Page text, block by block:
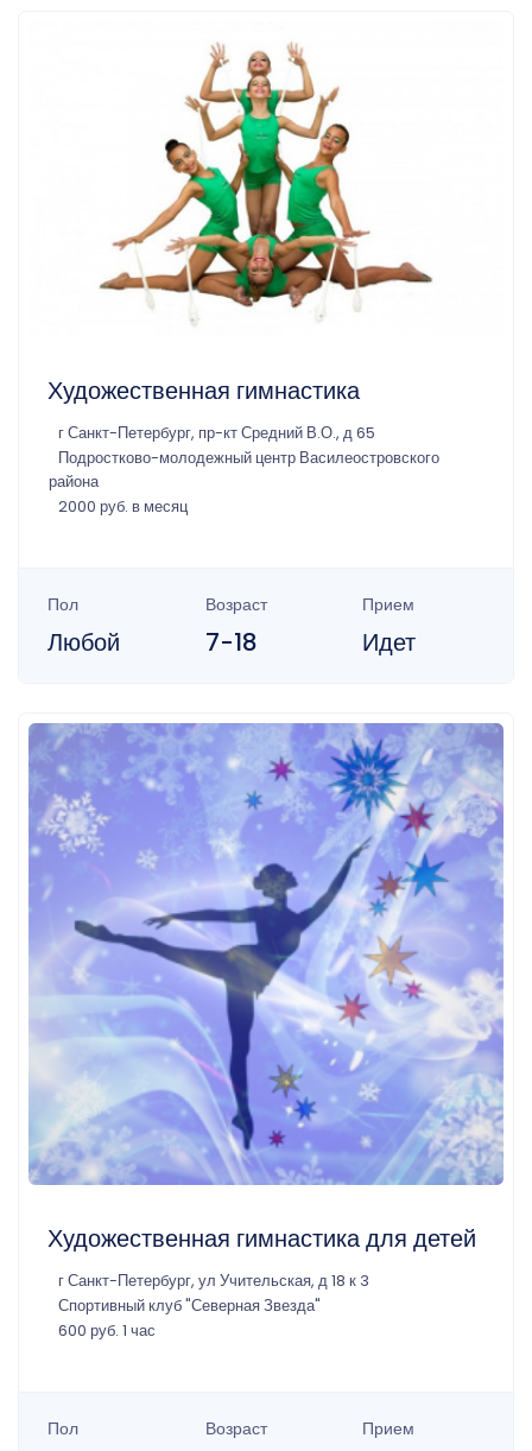
Художественная гимнастика
г Санкт-Петербург, пр-кт Средний В.О., д 65
Подростково-молодежный центр Василеостровского
района
2000 руб. в месяц
Пол
Любой
Возраст
7-18
Прием
Идет
Художественная гимнастика для детей
г Санкт-Петербург, ул Учительская, д 18 к 3
Спортивный клуб "Северная Звезда"
600 руб. 1 час
Пол Возраст Прием